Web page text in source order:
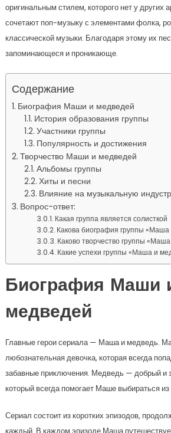
оригинальным стилем, которого нет у других
сочетают поп-музыку с элементами фолка,
классической музыки. Благодаря этому их
запоминающеся и проникающе.
Содержание
Биография Маши и медведей
История образования группы
Участники группы
Популярность и достижения
Творчество Маши и медведей
Альбомы группы
Хиты и песни
Влияние на музыкальную
Вопрос-ответ:
Какая группа является солисткой
Какова биография группы «Маша
Каково творчество группы
Какие успехи группы «Маша и
Биография Маши
медведей
Главные герои сериала — Маша и медведь.
любознательная девочка, которая всегда
забавные приключения. Медведь — добрый и
который всегда помогает Маше выбираться
Сериал состоит из коротких эпизодов,